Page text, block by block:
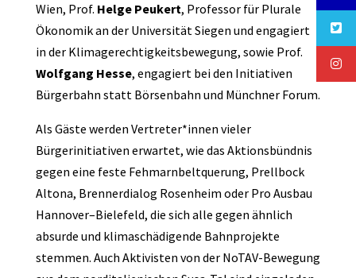
Wien, Prof. Helge Peukert, Professor für Plurale
Ökonomik an der Universität Siegen und engagiert
in der Klimagerechtigkeitsbewegung, sowie Prof.
Wolfgang Hesse, engagiert bei den Initiativen
Bürgerbahn statt Börsenbahn und Münchner Forum.
Als Gäste werden Vertreter*innen vieler
Bürgerinitiativen erwartet, wie das Aktionsbündnis
gegen eine feste Fehmarnbeltquerung, Prellbock
Altona, Brennerdialog Rosenheim oder Pro Ausbau
Hannover–Bielefeld, die sich alle gegen ähnlich
absurde und klimaschädigende Bahnprojekte
stemmen. Auch Aktivisten von der NoTAV-Bewegung